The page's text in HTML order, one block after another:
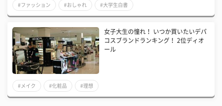
#ファッション #おしゃれ #大学生白書
女子大生の憧れ！ いつか買いたいデパ
コスブランドランキング！ 2位ディオ
ール
#メイク #化粧品 #理想